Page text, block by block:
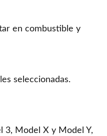
en combustible y
seleccionadas.
3, Model X y Model Y,